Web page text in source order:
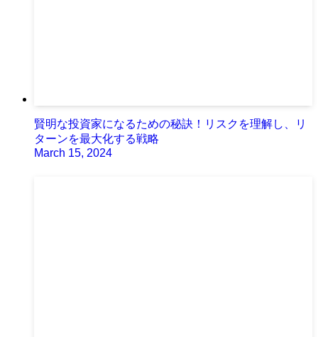
賢明な投資家になるための秘訣！リスクを理解し、リ
ターンを最大化する戦略
March 15, 2024